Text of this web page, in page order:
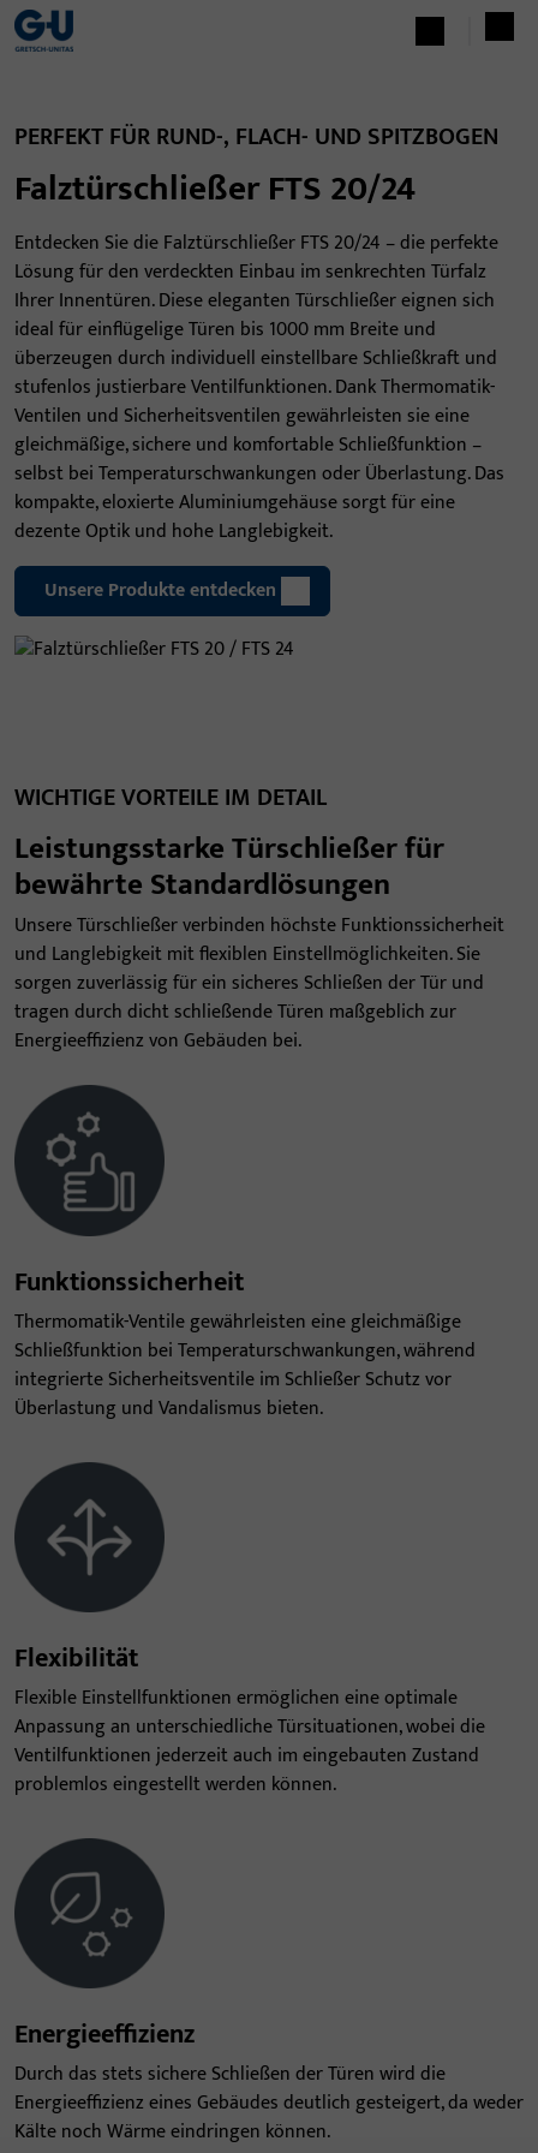
PERFEKT FÜR RUND-, FLACH- UND SPITZBOGEN
Falztürschließer FTS 20/24
Entdecken Sie die Falztürschließer FTS 20/24 – die perfekte
Lösung für den verdeckten Einbau im senkrechten Türfalz
Ihrer Innentüren. Diese eleganten Türschließer eignen sich
ideal für einflügelige Türen bis 1000 mm Breite und
überzeugen durch individuell einstellbare Schließkraft und
stufenlos justierbare Ventilfunktionen. Dank Thermomatik-
Ventilen und Sicherheitsventilen gewährleisten sie eine
gleichmäßige, sichere und komfortable Schließfunktion –
selbst bei Temperaturschwankungen oder Überlastung. Das
kompakte, eloxierte Aluminiumgehäuse sorgt für eine
dezente Optik und hohe Langlebigkeit.
Unsere Produkte entdecken
WICHTIGE VORTEILE IM DETAIL
Leistungsstarke Türschließer für
bewährte Standardlösungen
Unsere Türschließer verbinden höchste Funktionssicherheit
und Langlebigkeit mit flexiblen Einstellmöglichkeiten. Sie
sorgen zuverlässig für ein sicheres Schließen der Tür und
tragen durch dicht schließende Türen maßgeblich zur
Energieeffizienz von Gebäuden bei.
Funktionssicherheit
Thermomatik-Ventile gewährleisten eine gleichmäßige
Schließfunktion bei Temperaturschwankungen, während
integrierte Sicherheitsventile im Schließer Schutz vor
Überlastung und Vandalismus bieten.
Flexibilität
Flexible Einstellfunktionen ermöglichen eine optimale
Anpassung an unterschiedliche Türsituationen, wobei die
Ventilfunktionen jederzeit auch im eingebauten Zustand
problemlos eingestellt werden können.
Energieeffizienz
Durch das stets sichere Schließen der Türen wird die
Energieeffizienz eines Gebäudes deutlich gesteigert, da weder
Kälte noch Wärme eindringen können.